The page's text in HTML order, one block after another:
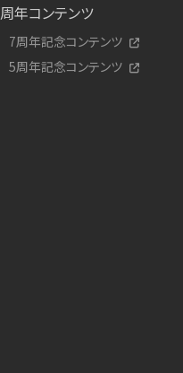
周年コンテンツ
7周年記念コンテンツ
5周年記念コンテンツ